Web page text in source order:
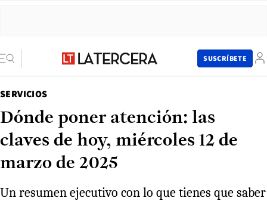
SUSCRÍBETE
SERVICIOS
Dónde poner atención: las
claves de hoy, miércoles 12 de
marzo de 2025
Un resumen ejecutivo con lo que tienes que saber